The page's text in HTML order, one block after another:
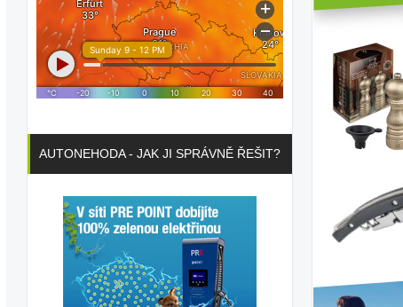
AUTONEHODA - JAK JI SPRÁVNĚ ŘEŠIT?